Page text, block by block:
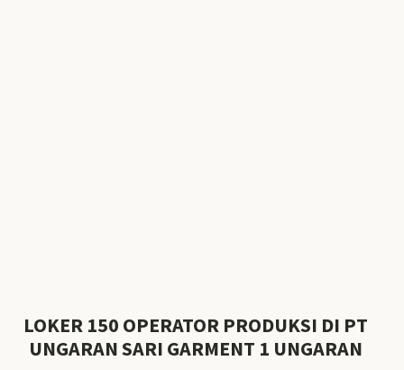
LOKER 150 OPERATOR PRODUKSI DI PT
UNGARAN SARI GARMENT 1 UNGARAN